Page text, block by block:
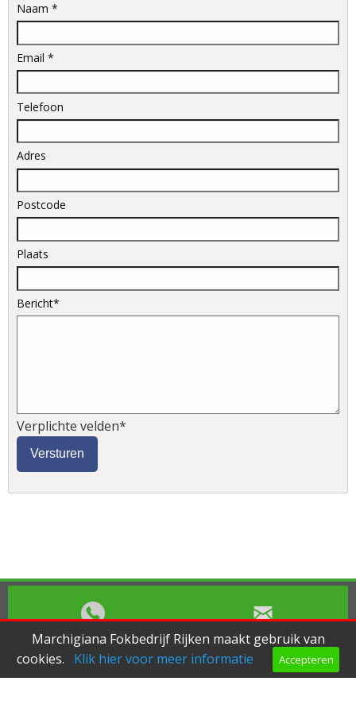
Naam *
Email *
Telefoon
Adres
Postcode
Plaats
Bericht*
Verplichte velden*
Bel ons Mail ons
Marchigiana Fokbedrijf Rijken maakt gebruik van
cookies.
Klik hier voor meer informatie Accepteren